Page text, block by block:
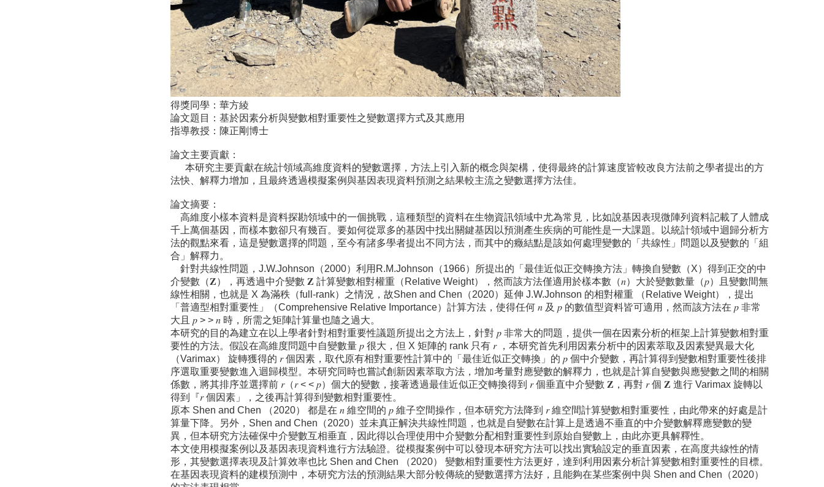
得獎同學：華方綾
論文題目：基於因素分析與變數相對重要性之變數選擇方式及其應用
指導教授：陳正剛博士
論文主要貢獻：
本研究主要貢獻在統計領域高維度資料的變數選擇，方法上引入新的概念與架構，使得最終的計算速度皆較改良方法前之學者提出的方
法快、解釋力增加，且最終透過模擬案例與基因表現資料預測之結果較主流之變數選擇方法佳。
論文摘要：
高維度小樣本資料是資料探勘領域中的一個挑戰，這種類型的資料在生物資訊領域中尤為常見，比如說基因表現微陣列資料記載了人體成
千上萬個基因，而樣本數卻只有幾百。要如何從眾多的基因中找出關鍵基因以預測產生疾病的可能性是一大課題。以統計領域中迴歸分析方
法的觀點來看，這是變數選擇的問題，至今有諸多學者提出不同方法，而其中的癥結點是該如何處理變數的「共線性」問題以及變數的「組
合」解釋力。
針對共線性問題，J.W.Johnson（2000）利用R.M.Johnson（1966）所提出的「最佳近似正交轉換方法」轉換自變數（X）得到正交的中
介變數（𝐙），再透過中介變數 𝐙 計算變數相對權重（Relative Weight），然而該方法僅適用於樣本數（𝑛）大於變數數量（𝑝）且變數間無
線性相關，也就是 X 為滿秩（full-rank）之情況，故Shen and Chen（2020）延伸 J.W.Johnson 的相對權重 （Relative Weight），提出
「普適型相對重要性」（Comprehensive Relative Importance）計算方法，使得任何 𝑛 及 𝑝 的數值型資料皆可適用，然而該方法在 𝑝 非常
大且 𝑝 > > 𝑛 時，所需之矩陣計算量也隨之過大。
本研究的目的為建立在以上學者針對相對重要性議題所提出之方法上，針對 𝑝 非常大的問題，提供一個在因素分析的框架上計算變數相對重
要性的方法。假設在高維度問題中自變數量 𝑝 很大，但 X 矩陣的 rank 只有 𝑟 ，本研究首先利用因素分析中的因素萃取及因素變異最大化
（Varimax） 旋轉獲得的 𝑟 個因素，取代原有相對重要性計算中的「最佳近似正交轉換」的 𝑝 個中介變數，再計算得到變數相對重要性後排
序選取重要變數進入迴歸模型。本研究同時也嘗試創新因素萃取方法，增加考量對應變數的解釋力，也就是計算自變數與應變數之間的相關
係數，將其排序並選擇前 𝑟（𝑟 < < 𝑝）個大的變數，接著透過最佳近似正交轉換得到 𝑟 個垂直中介變數 𝐙，再對 𝑟 個 𝐙 進行 Varimax 旋轉以
得到『𝑟 個因素」，之後再計算得到變數相對重要性。
原本 Shen and Chen （2020） 都是在 𝑛 維空間的 𝑝 維子空間操作，但本研究方法降到 𝑟 維空間計算變數相對重要性，由此帶來的好處是計
算量下降。另外，Shen and Chen（2020）並未真正解決共線性問題，也就是自變數在計算上是透過不垂直的中介變數解釋應變數的變
異，但本研究方法確保中介變數互相垂直，因此得以合理使用中介變數分配相對重要性到原始自變數上，由此亦更具解釋性。
本文使用模擬案例以及基因表現資料進行方法驗證。從模擬案例中可以發現本研究方法可以找出實驗設定的垂直因素，在高度共線性的情
形，其變數選擇表現及計算效率也比 Shen and Chen （2020） 變數相對重要性方法更好，達到利用因素分析計算變數相對重要性的目標。
在基因表現資料的建模預測中，本研究方法的預測結果大部分較傳統的變數選擇方法好，且能夠在某些案例中與 Shen and Chen（2020）